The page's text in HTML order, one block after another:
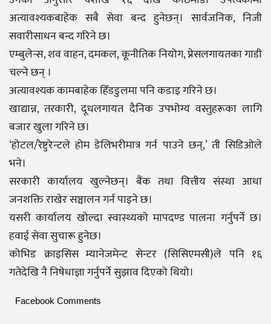
अत्यावश्यकबाहेक सबै सेवा बन्द हुनेछन्। सार्वजनिक, निजी
सवारीसाधन बन्द गरिने छ।
एम्बुलेन्स, शव वाहन, दमकल, कूनीतिक नियोग, प्रेसलगायतका गाडी
चल्ने छन् ।
अत्यावश्यक कामबाहेक हिँडडुलमा पनि कडाइ गरिने छ।
खाद्यान्न, तरकारी, दूधलगायत दैनिक उपभोग्य वस्तुहरूका लागि
बजार खुला गरिने छ।
‘होटल/रेष्टुरेन्टले होम डेलिभरीमात्र गर्न पाउने छन्,’ ती सिडिओले
भने।
सरकारी कार्यालय खुल्नेछन्। बैंक तथा वित्तीय संस्था आधा
जनशक्ति राखेर सञ्चालन गर्न पाइने छ।
यसरी कार्यालय खोल्दा स्वास्थ्यको मापदण्ड पालना गर्नुपर्ने छ।
हवाई सेवा सुचारू हुनेछ।
कोभिड क्राइसिस म्यानेजमेन्ट सेन्टर (सिसिएमसी)ले पनि १६
गतेदेखि नै निषेधाज्ञा गर्नुपर्ने सुझाव दिएको थियो।
Facebook Comments